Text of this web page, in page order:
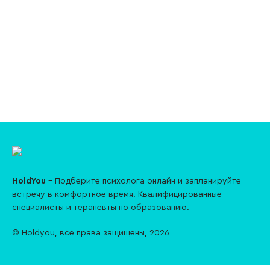
HoldYou – Подберите психолога онлайн и запланируйте
встречу в комфортное время. Квалифицированные
специалисты и терапевты по образованию.
© Holdyou, все права защищены, 2026